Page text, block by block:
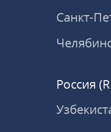
Санкт-
Россия